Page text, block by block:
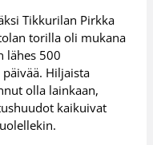
Tikkurilan Pirkka
torilla oli mukana
lähes 500
Hiljaista
olla lainkaan,
kaikuivat